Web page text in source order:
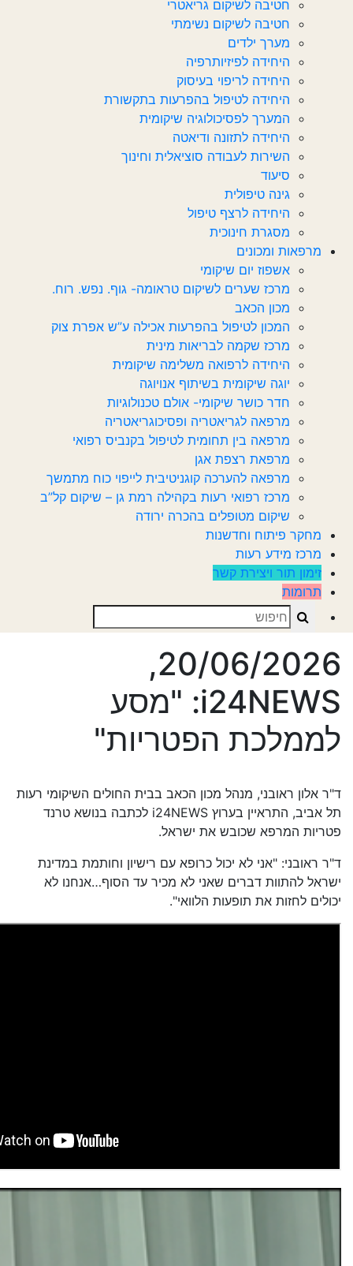
חטיבה לשיקום גריאטרי
חטיבה לשיקום נשימתי
מערך ילדים
היחידה לפיזיותרפיה
היחידה לריפוי בעיסוק
היחידה לטיפול בהפרעות בתקשורת
המערך לפסיכולוגיה שיקומית
היחידה לתזונה ודיאטה
השירות לעבודה סוציאלית וחינוך
סיעוד
גינה טיפולית
היחידה לרצף טיפול
מסגרת חינוכית
מרפאות ומכונים
אשפוז יום שיקומי
מרכז שערים לשיקום טראומה- גוף. נפש. רוח.
מכון הכאב
המכון לטיפול בהפרעות אכילה ע”ש אפרת צוק
מרכז שקמה לבריאות מינית
היחידה לרפואה משלימה שיקומית
יוגה שיקומית בשיתוף אנויוגה
חדר כושר שיקומי- אולם טכנולוגיות
מרפאה לגריאטריה ופסיכוגריאטריה
מרפאה בין תחומית לטיפול בקנביס רפואי
מרפאת רצפת אגן
מרפאה להערכה קוגניטיבית לייפוי כוח מתמשך
מרכז רפואי רעות בקהילה רמת גן – שיקום קל”ב
שיקום מטופלים בהכרה ירודה
מחקר פיתוח וחדשנות
מרכז מידע רעות
זימון תור ויצירת קשר
תרומות
Search
20/06/2026,
i24NEWS: "מסע
לממלכת הפטריות"
ד"ר אלון ראובני, מנהל מכון הכאב בבית החולים השיקומי רעות
תל אביב, התראיין בערוץ i24NEWS לכתבה בנושא טרנד
פטריות המרפא שכובש את ישראל.
ד"ר ראובני: "אני לא יכול כרופא עם רישיון וחותמת במדינת
ישראל להתוות דברים שאני לא מכיר עד הסוף…אנחנו לא
יכולים לחזות את תופעות הלוואי".